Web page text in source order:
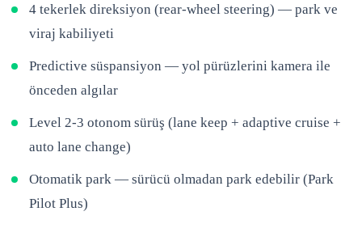
4 tekerlek direksiyon (rear-wheel steering) — park ve
viraj kabiliyeti
Predictive süspansiyon — yol pürüzlerini kamera ile
önceden algılar
Level 2-3 otonom sürüş (lane keep + adaptive cruise +
auto lane change)
Otomatik park — sürücü olmadan park edebilir (Park
Pilot Plus)